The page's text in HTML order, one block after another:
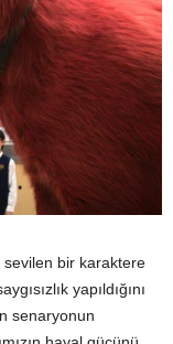
sevilen bir karaktere
yapıldığını
senaryonun